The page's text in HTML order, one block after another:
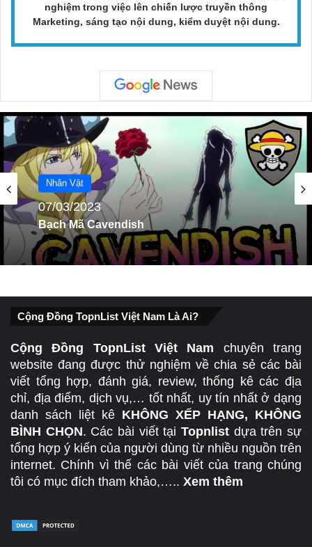
nghiệm trong việc lên chiến lược truyền thông
Marketing, sáng tạo nội dung, kiểm duyệt nội dung.
Nhân Vật
07/03/2023
Bạch Mã Cavendish
Cộng Đồng TopnList Việt Nam Là Ai?
Cộng Đồng TopnList Việt Nam chuyên trang
website đang được thử nghiệm về chia sẻ các bài
viết tổng hợp, đánh giá, review, thống kê các địa
chỉ, địa điểm, dịch vụ,… tốt nhất, uy tín nhất ở dạng
danh sách liệt kê KHÔNG XẾP HẠNG, KHÔNG
BÌNH CHỌN. Các bài viết tạiTopnlist dựa trên sự
tổng hợp ý kiến của người dùng từ nhiều nguồn trên
internet. Chính vì thế các bài viết của trang chúng
tôi có mục đích tham khảo,….. Xem thêm